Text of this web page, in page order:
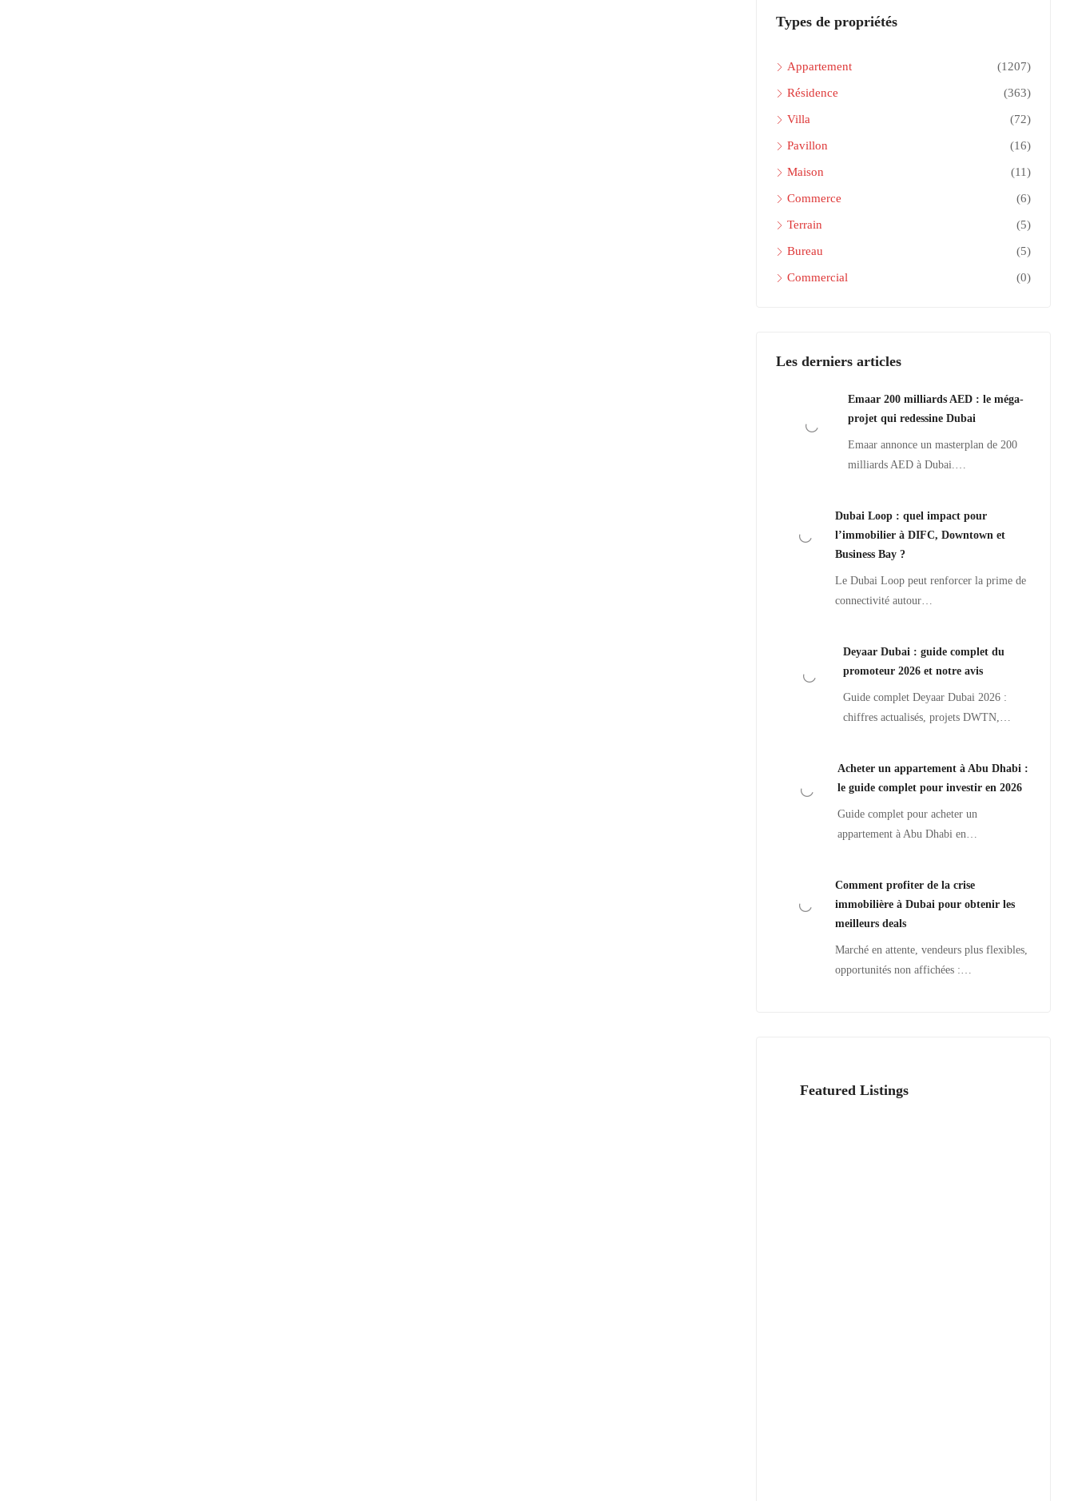
Types de propriétés
Appartement (1207)
Résidence (363)
Villa (72)
Pavillon (16)
Maison (11)
Commerce (6)
Terrain (5)
Bureau (5)
Commercial (0)
Les derniers articles
Emaar 200 milliards AED : le méga-
projet qui redessine Dubai
Emaar annonce un masterplan de 200
milliards AED à Dubai.…
Dubai Loop : quel impact pour
l’immobilier à DIFC, Downtown et
Business Bay ?
Le Dubai Loop peut renforcer la prime de
connectivité autour…
Deyaar Dubai : guide complet du
promoteur 2026 et notre avis
Guide complet Deyaar Dubai 2026 :
chiffres actualisés, projets DWTN,…
Acheter un appartement à Abu Dhabi :
le guide complet pour investir en 2026
Guide complet pour acheter un
appartement à Abu Dhabi en…
Comment profiter de la crise
immobilière à Dubai pour obtenir les
meilleurs deals
Marché en attente, vendeurs plus flexibles,
opportunités non affichées :…
Featured Listings